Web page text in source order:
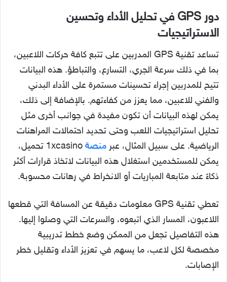
دور GPS في تحليل الأداء وتحسين
الاستراتيجيات
تساعد تقنية GPS المدربين على تتبع كافة حركات اللاعبين،
بما في ذلك سرعة الجري، التسارع، والتباطؤ. هذه البيانات
تتيح للمدربين إجراء تحسينات مستمرة على الأداء البدني
والفني للاعبين، مما يعزز من كفاءتهم. بالإضافة إلى ذلك،
يمكن لهذه البيانات أن تكون مفيدة في جوانب أخرى مثل
تحليل استراتيجيات اللعب وحتى تحديد احتمالات المراهنات
الرياضية. على سبيل المثال، عبر منصة
1xcasino تحميل،
يمكن للمستخدمين استغلال هذه البيانات لاتخاذ قرارات أكثر
ذكاءً عند متابعة المباريات أو الانخراط في رهانات محسوبة.
تعطي تقنية GPS معلومات دقيقة عن المسافة التي قطعها
اللاعبون، المسار الذي اتبعوه، والسرعات التي وصلوا إليها.
هذه التفاصيل تجعل من الممكن وضع خطط تدريبية
مخصصة لكل لاعب، ما يسهم في تعزيز الأداء وتقليل خطر
الإصابات.